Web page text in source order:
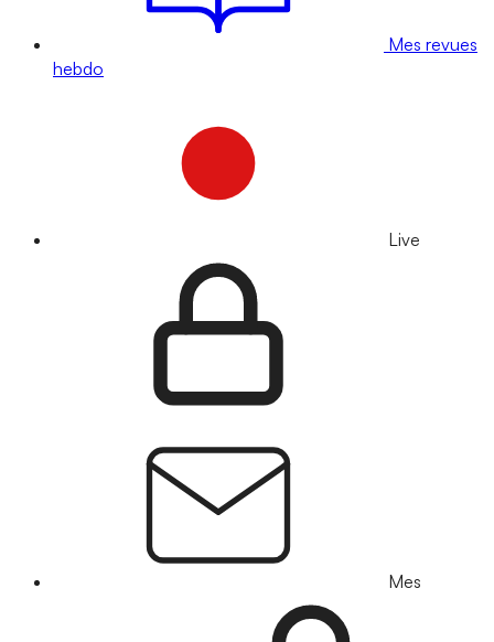
Mes revues
hebdo
Live
Mes